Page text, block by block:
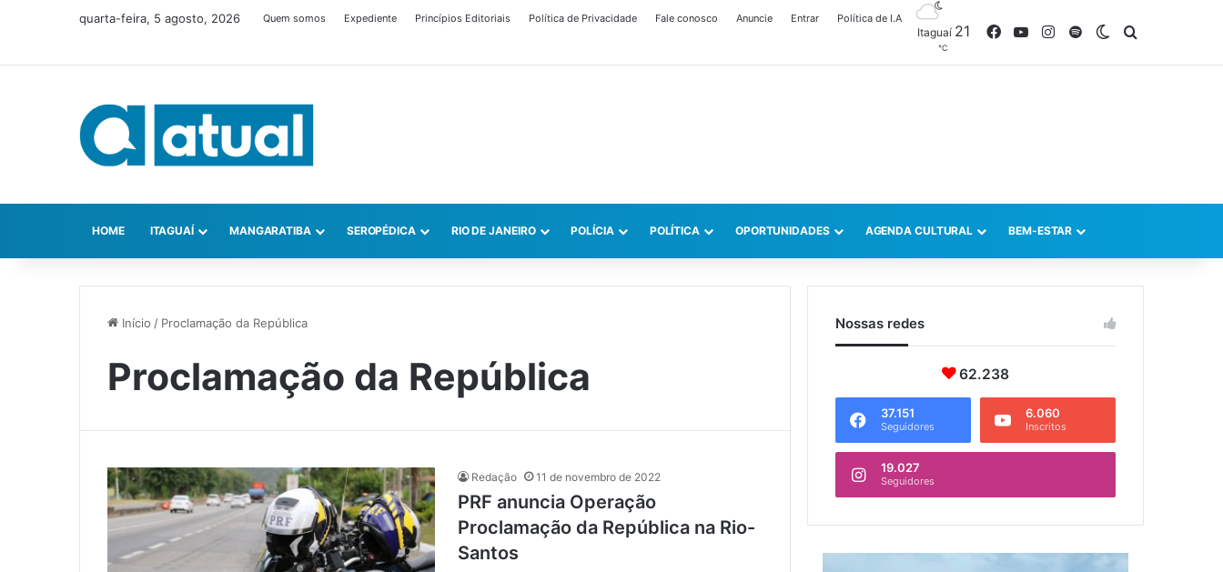
quarta-feira, 5 agosto, 2026 Quem somos Expediente Princípios Editoriais Política de Privacidade Fale conosco Anuncie Entrar Política de I.A
Itaguaí 21
℃
FacebookYouTubeInstagram
SpotifySwitch skin
HOME ITAGUAÍ MANGARATIBA SEROPÉDICA RIO DE JANEIRO POLÍCIA POLÍTICA OPORTUNIDADES AGENDA CULTURAL BEM-ESTAR
Início / Proclamação da República
Proclamação da República
Redação 11 de novembro de 2022
PRF anuncia Operação
Proclamação da República na Rio-
Santos
Nossas redes
62.238
37.151
Seguidores
6.060
Inscritos
19.027
Seguidores